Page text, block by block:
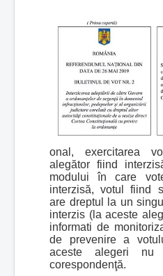
onal, exercitarea
alegător fiind
modului în care
interzisă, votul fiind
are dreptul la un
interzis (la aceste
informati de
de prevenire a
aceste alegeri
corespondenţă.